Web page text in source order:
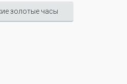
золотые часы